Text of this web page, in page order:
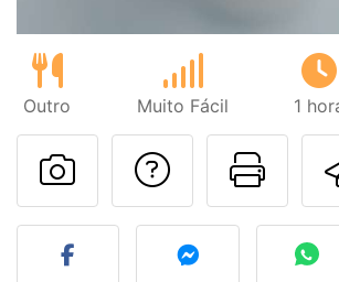
Outro Muito Fácil 1
Falar
Fez esta